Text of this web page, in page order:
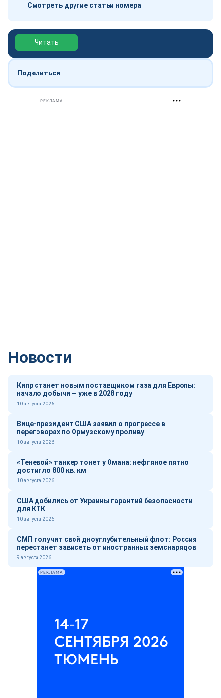
Смотреть другие статьи номера
Читать
Поделиться
РЕКЛАМА
Новости
Кипр станет новым поставщиком газа для Европы:
начало добычи — уже в 2028 году
10 августа 2026
Вице-президент США заявил о прогрессе в
переговорах по Ормузскому проливу
10 августа 2026
«Теневой» танкер тонет у Омана: нефтяное пятно
достигло 800 кв. км
10 августа 2026
США добились от Украины гарантий безопасности
для КТК
10 августа 2026
СМП получит свой дноуглубительный флот: Россия
перестанет зависеть от иностранных земснарядов
9 августа 2026
РЕКЛАМА